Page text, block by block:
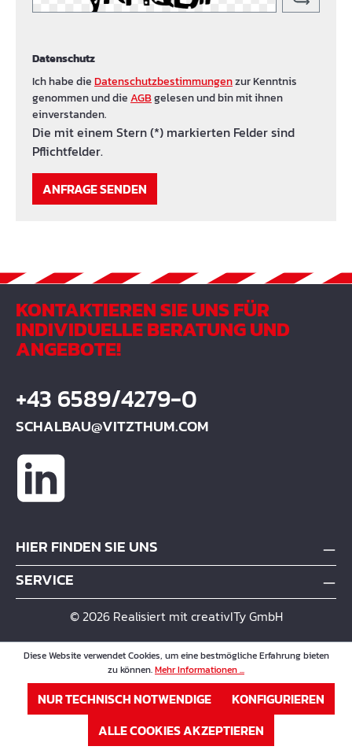
Datenschutz
Ich habe dieDatenschutzbestimmungenzur Kenntnis
genommen und dieAGBgelesen und bin mit ihnen
einverstanden.
Die mit einem Stern (*) markierten Felder sind
Pflichtfelder.
ANFRAGE SENDEN
KONTAKTIEREN SIE UNS FÜR
INDIVIDUELLE BERATUNG UND
ANGEBOTE!
+43 6589/4279-0
SCHALBAU@VITZTHUM.COM
HIER FINDEN SIE UNS
SERVICE
© 2026 Realisiert mit creativITy GmbH
Diese Website verwendet Cookies, um eine bestmögliche Erfahrung bieten
zu können.Mehr Informationen ...
NUR TECHNISCH NOTWENDIGE
KONFIGURIEREN
ALLE COOKIES AKZEPTIEREN